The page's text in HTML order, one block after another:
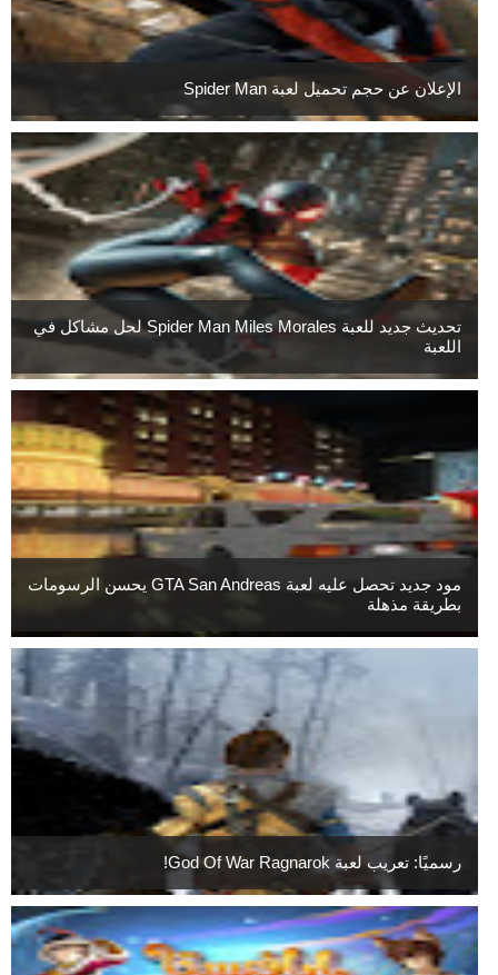
الإعلان عن حجم تحميل لعبة Spider Man
تحديث جديد للعبة Spider Man Miles Morales لحل مشاكل في
اللعبة
مود جديد تحصل عليه لعبة GTA San Andreas يحسن الرسومات
بطريقة مذهلة
رسميًا: تعريب لعبة God Of War Ragnarok!